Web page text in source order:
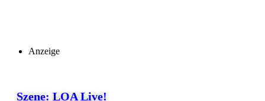
Anzeige
Szene: LOA Live!